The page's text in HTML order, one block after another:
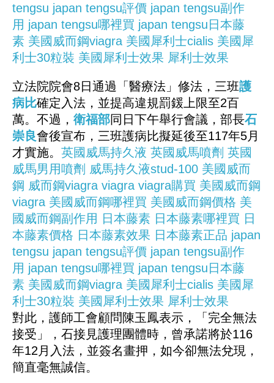
tengsu japan tengsu評價 japan tengsu副作
用 japan tengsu哪裡買 japan tengsu日本藤
素 美國威而鋼viagra 美國犀利士cialis 美國犀
利士30粒裝 美國犀利士效果 犀利士效果
立法院院會8日通過「醫療法」修法，三班護
病比確定入法，並提高違規罰鍰上限至2百
萬。不過， 衛福部同日下午舉行會議，部長石
崇良會後宣布，三班護病比擬延後至117年5月
才實施。 英國威馬持久液 英國威馬噴劑 英國
威馬男用噴劑 威馬持久液stud-100 美國威而
鋼 威而鋼viagra viagra viagra購買 美國威而鋼
viagra 美國威而鋼哪裡買 美國威而鋼價格 美
國威而鋼副作用 日本藤素 日本藤素哪裡買 日
本藤素價格 日本藤素效果 日本藤素正品 japan
tengsu japan tengsu評價 japan tengsu副作
用 japan tengsu哪裡買 japan tengsu日本藤
素 美國威而鋼viagra 美國犀利士cialis 美國犀
利士30粒裝 美國犀利士效果 犀利士效果
對此，護師工會顧問陳玉鳳表示，「完全無法
接受」，石接見護理團體時，曾承諾將於116
年12月入法，並簽名畫押，如今卻無法兌現，
簡直毫無誠信。